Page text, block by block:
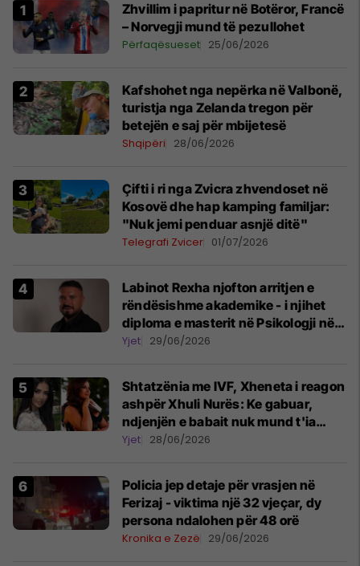
Zhvillim i papritur në Botëror, Francë
– Norvegji mund të pezullohet
Përfaqësueset 25/06/2026
Kafshohet nga nepërka në Valbonë,
turistja nga Zelanda tregon për
betejën e saj për mbijetesë
Shqipëri 28/06/2026
Çifti i ri nga Zvicra zhvendoset në
Kosovë dhe hap kamping familjar:
"Nuk jemi penduar asnjë ditë"
Telegrafi Zvicer 01/07/2026
Labinot Rexha njofton arritjen e
rëndësishme akademike - i njihet
diploma e masterit në Psikologji në
Zvicër
Yjet 29/06/2026
Shtatzënia me IVF, Xheneta i reagon
ashpër Xhuli Nurës: Ke gabuar,
ndjenjën e babait nuk mund t'ia
plotësosh kurrë
Yjet 28/06/2026
Policia jep detaje për vrasjen në
Ferizaj - viktima një 32 vjeçar, dy
persona ndalohen për 48 orë
Kronika e Zezë 29/06/2026